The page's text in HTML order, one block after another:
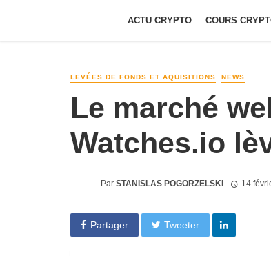
ACTU CRYPTO COURS
LEVÉES DE FONDS ET AQUISITIONS NEWS
Le marché
Watches.io
Par STANISLAS POGORZELSKI 14
Partager Tweeter